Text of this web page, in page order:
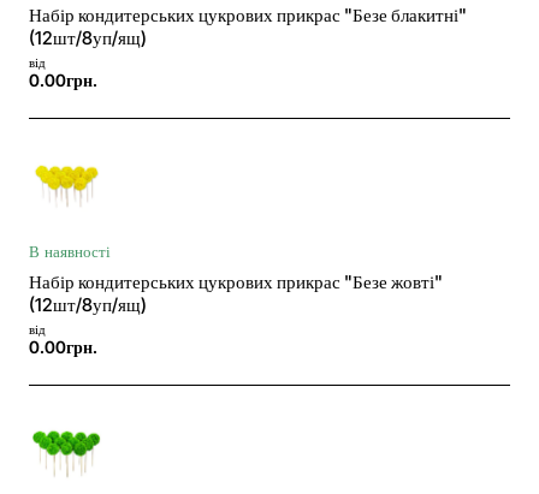
Набір кондитерських цукрових прикрас "Безе блакитні"
(12шт/8уп/ящ)
від
0.00грн.
В наявності
Набір кондитерських цукрових прикрас "Безе жовті"
(12шт/8уп/ящ)
від
0.00грн.